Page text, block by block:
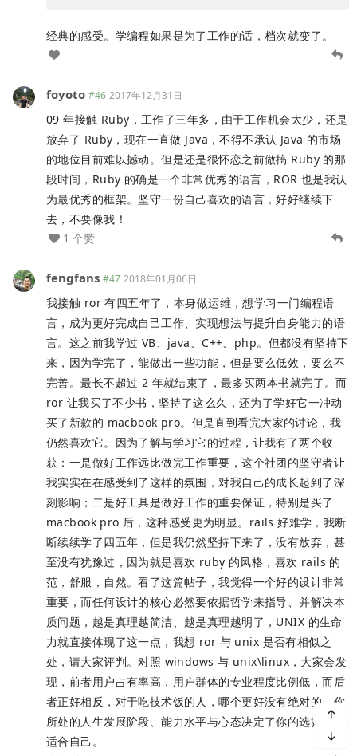
经典的感受。学编程如果是为了工作的话，档次就变了。
foyoto #46 2017年12月31日
09 年接触 Ruby，工作了三年多，由于工作机会太少，还是
放弃了 Ruby，现在一直做 Java，不得不承认 Java 的市场
的地位目前难以撼动。但是还是很怀恋之前做搞 Ruby 的那
段时间，Ruby 的确是一个非常优秀的语言，ROR 也是我认
为最优秀的框架。坚守一份自己喜欢的语言，好好继续下
去，不要像我！
1 个赞
fengfans #47 2018年01月06日
我接触 ror 有四五年了，本身做运维，想学习一门编程语
言，成为更好完成自己工作、实现想法与提升自身能力的语
言。这之前我学过 VB、java、C++、php。但都没有坚持下
来，因为学完了，能做出一些功能，但是要么低效，要么不
完善。最长不超过 2 年就结束了，最多买两本书就完了。而
ror 让我买了不少书，坚持了这么久，还为了学好它一冲动
买了新款的 macbook pro。但是直到看完大家的讨论，我
仍然喜欢它。因为了解与学习它的过程，让我有了两个收
获：一是做好工作远比做完工作重要，这个社团的坚守者让
我实实在在感受到了这样的氛围，对我自己的成长起到了深
刻影响；二是好工具是做好工作的重要保证，特别是买了
macbook pro 后，这种感受更为明显。rails 好难学，我断
断续续学了四五年，但是我仍然坚持下来了，没有放弃，甚
至没有犹豫过，因为就是喜欢 ruby 的风格，喜欢 rails 的
范，舒服，自然。看了这篇帖子，我觉得一个好的设计非常
重要，而任何设计的核心必然要依据哲学来指导、并解决本
质问题，越是真理越简洁、越是真理越明了，UNIX 的生命
力就直接体现了这一点，我想 ror 与 unix 是否有相似之
处，请大家评判。对照 windows 与 unix\linux，大家会发
现，前者用户占有率高，用户群体的专业程度比例低，而后
者正好相反，对于吃技术饭的人，哪个更好没有绝对的，你
所处的人生发展阶段、能力水平与心态决定了你的选择是否
适合自己。